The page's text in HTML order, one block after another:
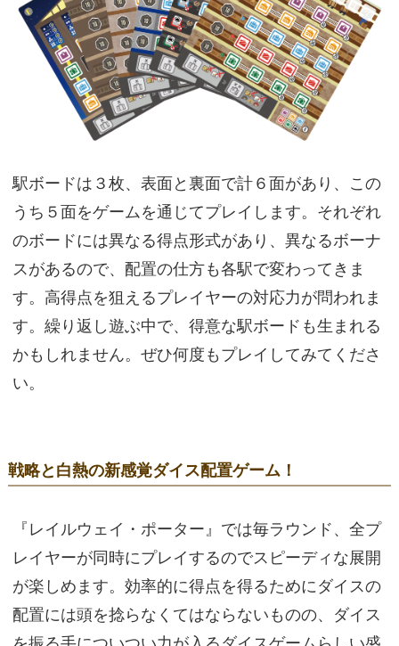
駅ボードは３枚、表面と裏面で計６面があり、この
うち５面をゲームを通じてプレイします。それぞれ
のボードには異なる得点形式があり、異なるボーナ
スがあるので、配置の仕方も各駅で変わってきま
す。高得点を狙えるプレイヤーの対応力が問われま
す。繰り返し遊ぶ中で、得意な駅ボードも生まれる
かもしれません。ぜひ何度もプレイしてみてくださ
い。
戦略と白熱の新感覚ダイス配置ゲーム！
『レイルウェイ・ポーター』では毎ラウンド、全プ
レイヤーが同時にプレイするのでスピーディな展開
が楽しめます。効率的に得点を得るためにダイスの
配置には頭を捻らなくてはならないものの、ダイス